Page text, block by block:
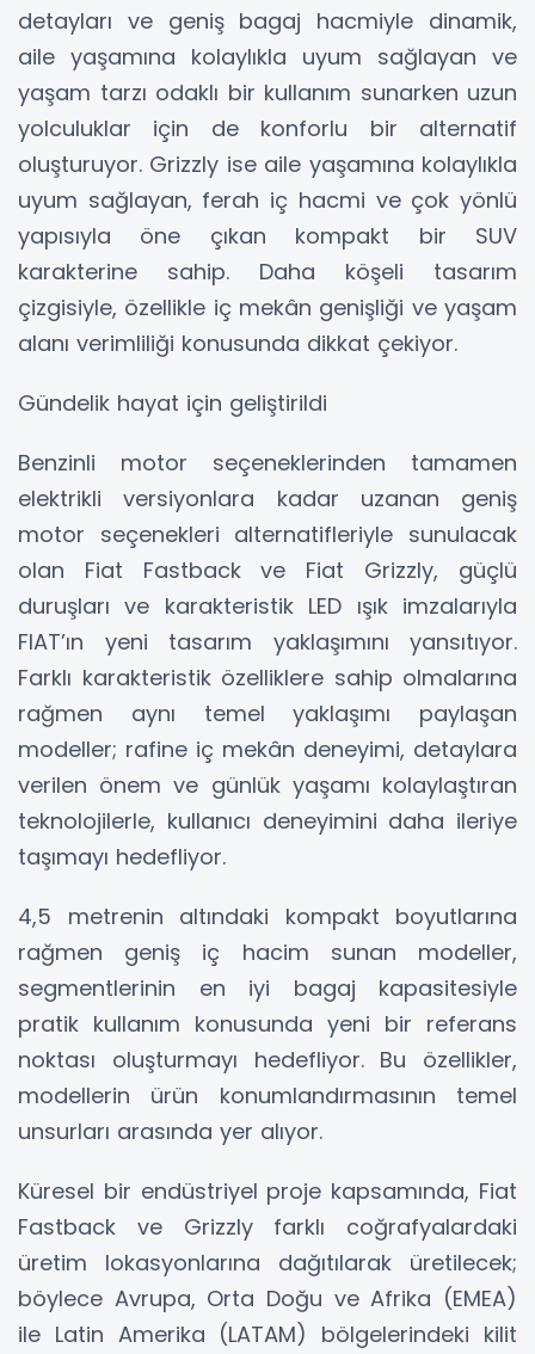
detayları ve geniş bagaj hacmiyle dinamik,
aile yaşamına kolaylıkla uyum sağlayan ve
yaşam tarzı odaklı bir kullanım sunarken uzun
yolculuklar için de konforlu bir alternatif
oluşturuyor. Grizzly ise aile yaşamına kolaylıkla
uyum sağlayan, ferah iç hacmi ve çok yönlü
yapısıyla öne çıkan kompakt bir SUV
karakterine sahip. Daha köşeli tasarım
çizgisiyle, özellikle iç mekân genişliği ve yaşam
alanı verimliliği konusunda dikkat çekiyor.
Gündelik hayat için geliştirildi
Benzinli motor seçeneklerinden tamamen
elektrikli versiyonlara kadar uzanan geniş
motor seçenekleri alternatifleriyle sunulacak
olan Fiat Fastback ve Fiat Grizzly, güçlü
duruşları ve karakteristik LED ışık imzalarıyla
FIAT’ın yeni tasarım yaklaşımını yansıtıyor.
Farklı karakteristik özelliklere sahip olmalarına
rağmen aynı temel yaklaşımı paylaşan
modeller; rafine iç mekân deneyimi, detaylara
verilen önem ve günlük yaşamı kolaylaştıran
teknolojilerle, kullanıcı deneyimini daha ileriye
taşımayı hedefliyor.
4,5 metrenin altındaki kompakt boyutlarına
rağmen geniş iç hacim sunan modeller,
segmentlerinin en iyi bagaj kapasitesiyle
pratik kullanım konusunda yeni bir referans
noktası oluşturmayı hedefliyor. Bu özellikler,
modellerin ürün konumlandırmasının temel
unsurları arasında yer alıyor.
Küresel bir endüstriyel proje kapsamında, Fiat
Fastback ve Grizzly farklı coğrafyalardaki
üretim lokasyonlarına dağıtılarak üretilecek;
böylece Avrupa, Orta Doğu ve Afrika (EMEA)
ile Latin Amerika (LATAM) bölgelerindeki kilit